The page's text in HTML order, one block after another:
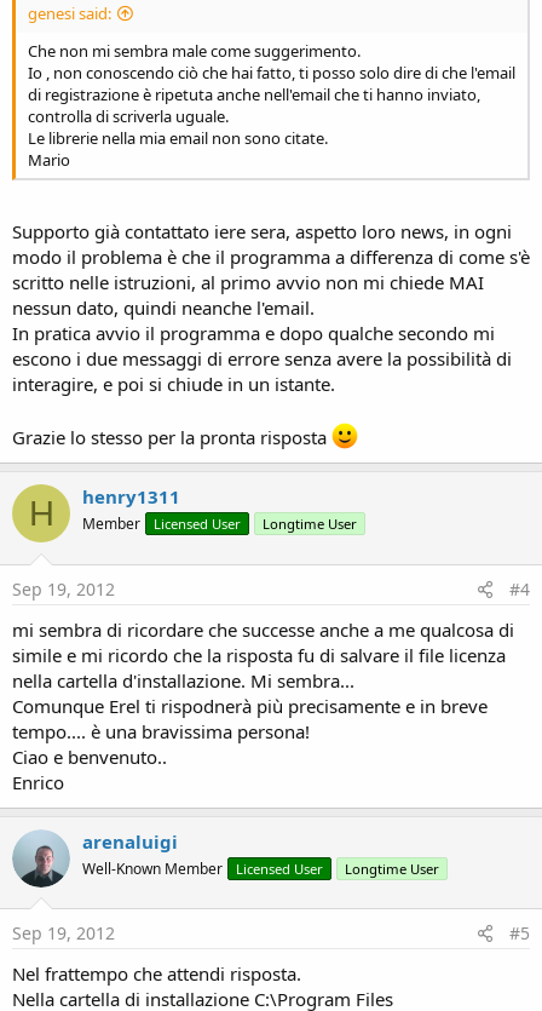
genesi said:
Che non mi sembra male come suggerimento.
Io , non conoscendo ciò che hai fatto, ti posso solo dire di che l'email
di registrazione è ripetuta anche nell'email che ti hanno inviato,
controlla di scriverla uguale.
Le librerie nella mia email non sono citate.
Mario
Supporto già contattato iere sera, aspetto loro news, in ogni
modo il problema è che il programma a differenza di come s'è
scritto nelle istruzioni, al primo avvio non mi chiede MAI
nessun dato, quindi neanche l'email.
In pratica avvio il programma e dopo qualche secondo mi
escono i due messaggi di errore senza avere la possibilità di
interagire, e poi si chiude in un istante.
Grazie lo stesso per la pronta risposta
H henry1311
Member Licensed User Longtime User
Sep 19, 2012 #4
mi sembra di ricordare che successe anche a me qualcosa di
simile e mi ricordo che la risposta fu di salvare il file licenza
nella cartella d'installazione. Mi sembra...
Comunque Erel ti rispodnerà più precisamente e in breve
tempo.... è una bravissima persona!
Ciao e benvenuto..
Enrico
arenaluigi
Well-Known Member Licensed User Longtime User
Sep 19, 2012 #5
Nel frattempo che attendi risposta.
Nella cartella di installazione C:\Program Files